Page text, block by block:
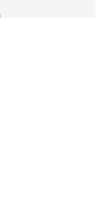
ネラル混合体で